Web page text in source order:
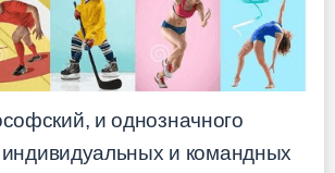
и однозначного
индивидуальных и командных